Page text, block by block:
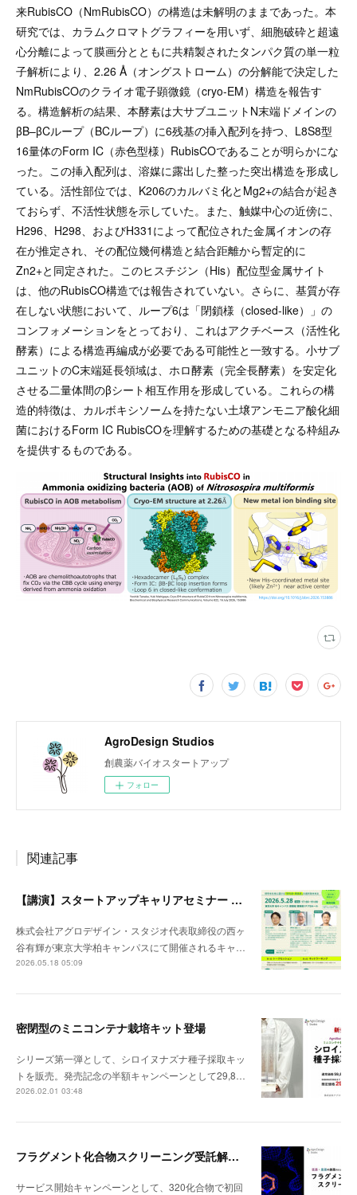
来RubisCO（NmRubisCO）の構造は未解明のままであった。本
研究では、カラムクロマトグラフィーを用いず、細胞破砕と超遠
心分離によって膜画分とともに共精製されたタンパク質の単一粒
子解析により、2.26 Å（オングストローム）の分解能で決定した
NmRubisCOのクライオ電子顕微鏡（cryo-EM）構造を報告す
る。構造解析の結果、本酵素は大サブユニットN末端ドメインの
βB–βCループ（BCループ）に6残基の挿入配列を持つ、L8S8型
16量体のForm IC（赤色型様）RubisCOであることが明らかにな
った。この挿入配列は、溶媒に露出した整った突出構造を形成し
ている。活性部位では、K206のカルバミ化とMg2+の結合が起き
ておらず、不活性状態を示していた。また、触媒中心の近傍に、
H296、H298、およびH331によって配位された金属イオンの存
在が推定され、その配位幾何構造と結合距離から暫定的に
Zn2+と同定された。このヒスチジン（His）配位型金属サイト
は、他のRubisCO構造では報告されていない。さらに、基質が存
在しない状態において、ループ6は「閉鎖様（closed-like）」の
コンフォメーションをとっており、これはアクチベース（活性化
酵素）による構造再編成が必要である可能性と一致する。小サブ
ユニットのC末端延長領域は、ホロ酵素（完全長酵素）を安定化
させる二量体間のβシート相互作用を形成している。これらの構
造的特徴は、カルボキシソームを持たない土壌アンモニア酸化細
菌におけるForm IC RubisCOを理解するための基礎となる枠組み
を提供するものである。
AgroDesign Studios
創農薬バイオスタートアップ
フォロー
関連記事
【講演】スタートアップキャリアセミナー 5/28@東大柏キャンパス
株式会社アグロデザイン・スタジオ代表取締役の西ヶ
谷有輝が東京大学柏キャンパスにて開催されるキャ…
2026.05.18 05:09
密閉型のミニコンテナ栽培キット登場
シリーズ第一弾として、シロイヌナズナ種子採取キッ
トを販売。発売記念の半額キャンペーンとして29,8…
2026.02.01 03:48
フラグメント化合物スクリーニング受託解析を開始
サービス開始キャンペーンとして、320化合物で初回